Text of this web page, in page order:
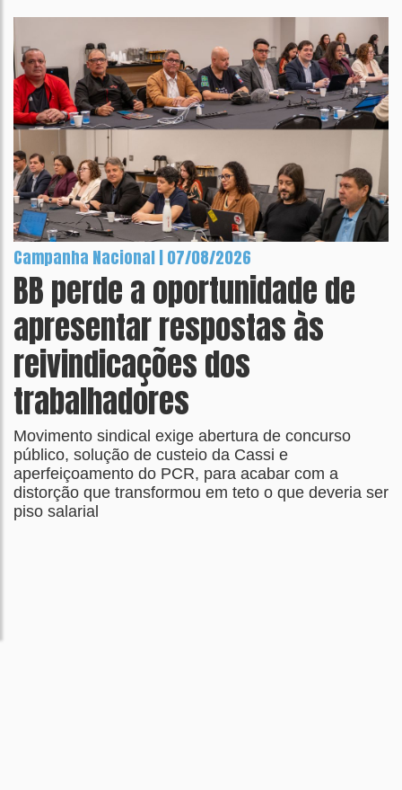
Campanha Nacional | 07/08/2026
BB perde a oportunidade de
apresentar respostas às
reivindicações dos
trabalhadores
Movimento sindical exige abertura de concurso
público, solução de custeio da Cassi e
aperfeiçoamento do PCR, para acabar com a
distorção que transformou em teto o que deveria ser
piso salarial